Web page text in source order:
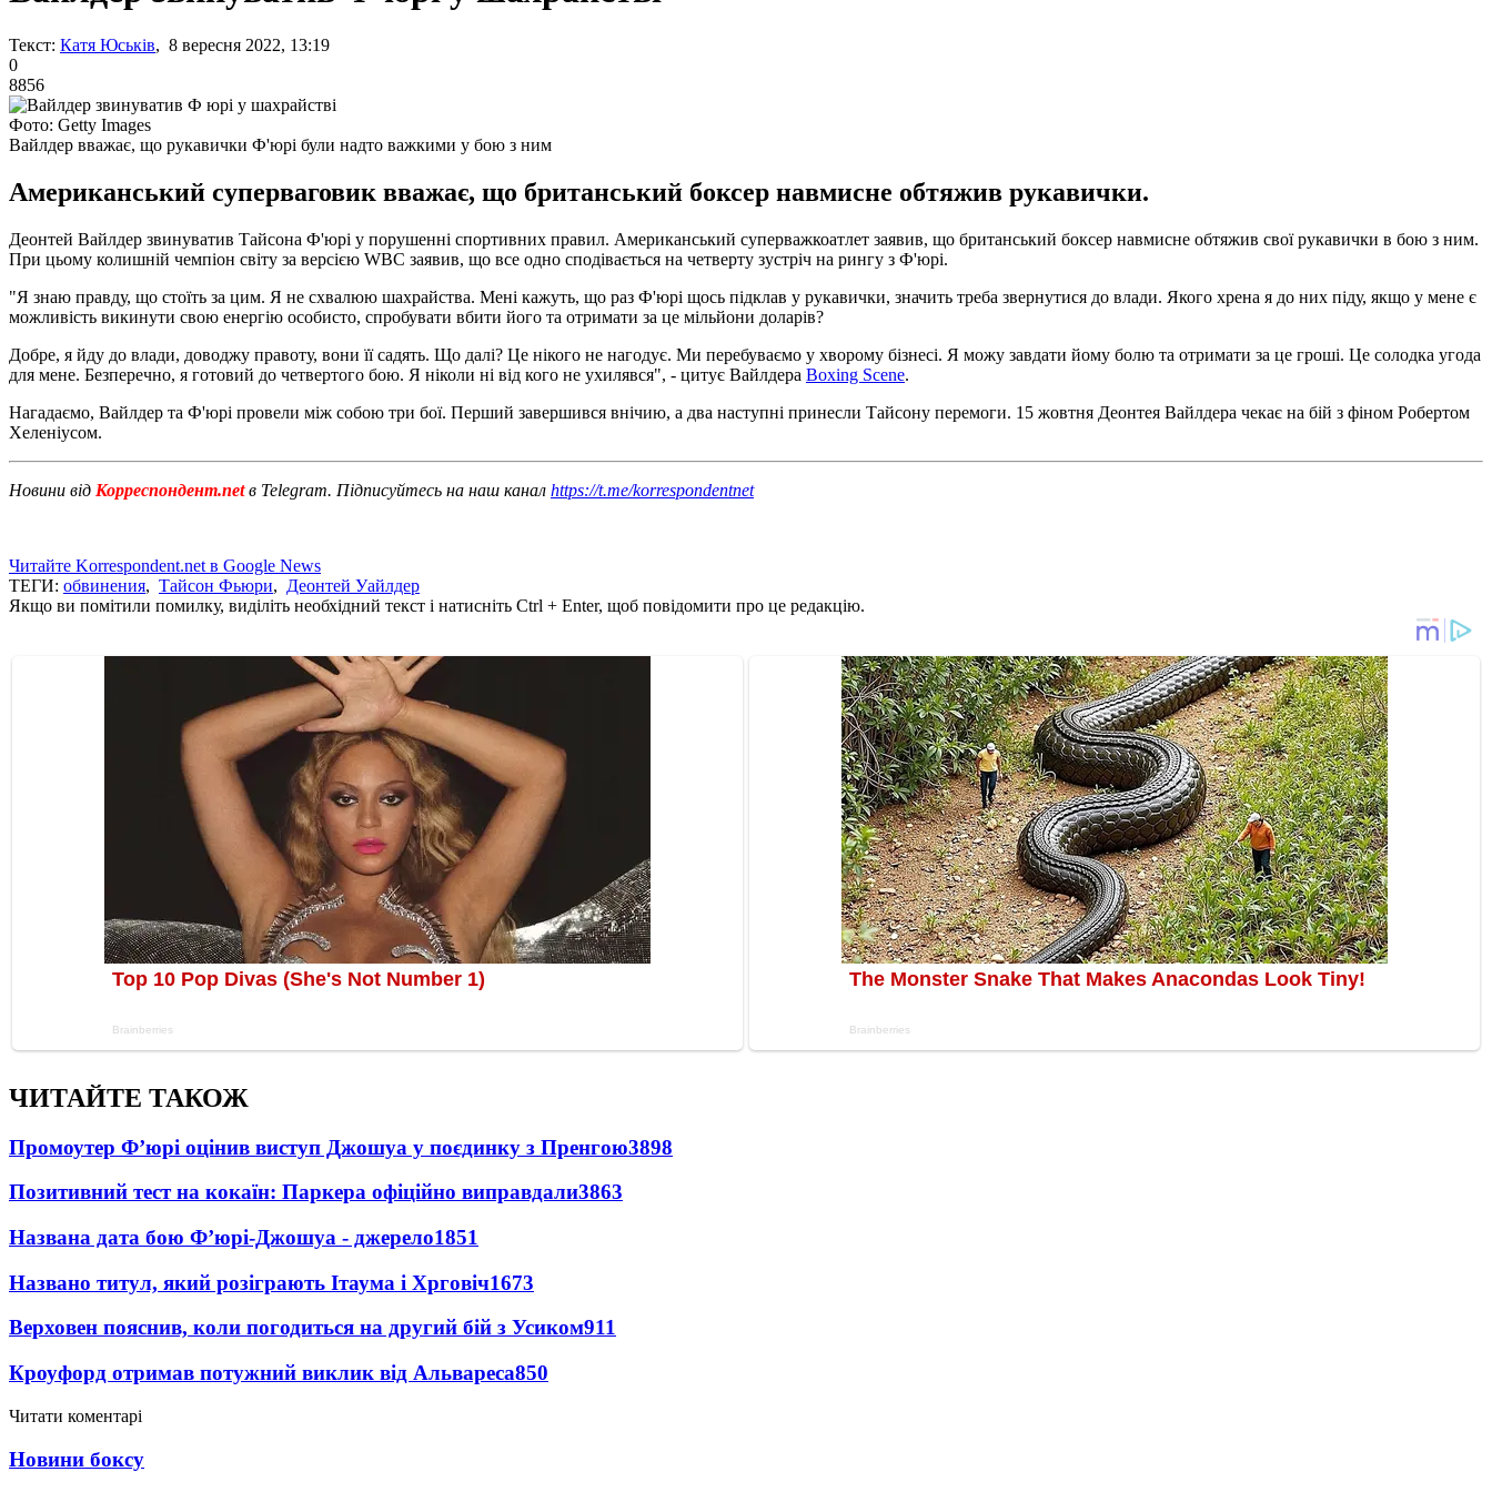
Текст: Катя Юськів, 8 вересня 2022, 13:19
0
8856
Фото: Getty Images
Вайлдер вважає, що рукавички Ф'юрі були надто важкими у бою з ним
Американський суперваговик вважає, що британський боксер навмисне обтяжив рукавички.
Деонтей Вайлдер звинуватив Тайсона Ф'юрі у порушенні спортивних правил. Американський суперважкоатлет заявив, що британський боксер навмисне обтяжив свої рукавички в бою з ним.
При цьому колишній чемпіон світу за версією WBC заявив, що все одно сподівається на четверту зустріч на рингу з Ф'юрі.
"Я знаю правду, що стоїть за цим. Я не схвалюю шахрайства. Мені кажуть, що раз Ф'юрі щось підклав у рукавички, значить треба звернутися до влади. Якого хрена я до них піду, якщо у мене є
можливість викинути свою енергію особисто, спробувати вбити його та отримати за це мільйони доларів?
Добре, я йду до влади, доводжу правоту, вони її садять. Що далі? Це нікого не нагодує. Ми перебуваємо у хворому бізнесі. Я можу завдати йому болю та отримати за це гроші. Це солодка угода
для мене. Безперечно, я готовий до четвертого бою. Я ніколи ні від кого не ухилявся", - цитує Вайлдера Boxing Scene.
Нагадаємо, Вайлдер та Ф'юрі провели між собою три бої. Перший завершився внічию, а два наступні принесли Тайсону перемоги. 15 жовтня Деонтея Вайлдера чекає на бій з фіном Робертом
Хеленіусом.
Новини від Корреспондент.netв Telegram. Підписуйтесь на наш канал https://t.me/korrespondentnet
Читайте Korrespondent.net в Google News
ТЕГИ: обвинения, Тайсон Фьюри, Деонтей Уайлдер
Якщо ви помітили помилку, виділіть необхідний текст і натисніть Ctrl + Enter, щоб повідомити про це редакцію.
ЧИТАЙТЕ ТАКОЖ
Промоутер Ф’юрі оцінив виступ Джошуа у поєдинку з Пренгою3898
Позитивний тест на кокаїн: Паркера офіційно виправдали3863
Названа дата бою Ф’юрі-Джошуа - джерело1851
Названо титул, який розіграють Ітаума і Хрговіч1673
Верховен пояснив, коли погодиться на другий бій з Усиком911
Кроуфорд отримав потужний виклик від Альвареса850
Читати коментарі
Новини боксу